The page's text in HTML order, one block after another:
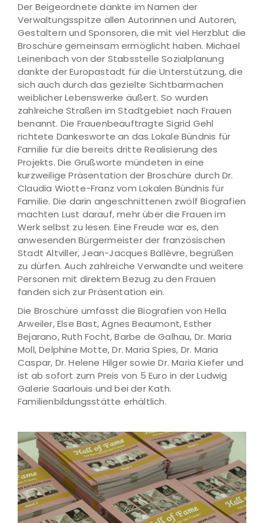
Der Beigeordnete dankte im Namen der
Verwaltungsspitze allen Autorinnen und Autoren,
Gestaltern und Sponsoren, die mit viel Herzblut die
Broschüre gemeinsam ermöglicht haben. Michael
Leinenbach von der Stabsstelle Sozialplanung
dankte der Europastadt für die Unterstützung, die
sich auch durch das gezielte Sichtbarmachen
weiblicher Lebenswerke äußert. So wurden
zahlreiche Straßen im Stadtgebiet nach Frauen
benannt. Die Frauenbeauftragte Sigrid Gehl
richtete Dankesworte an das Lokale Bündnis für
Familie für die bereits dritte Realisierung des
Projekts. Die Grußworte mündeten in eine
kurzweilige Präsentation der Broschüre durch Dr.
Claudia Wiotte-Franz vom Lokalen Bündnis für
Familie. Die darin angeschnittenen zwölf Biografien
machten Lust darauf, mehr über die Frauen im
Werk selbst zu lesen. Eine Freude war es, den
anwesenden Bürgermeister der französischen
Stadt Altviller, Jean-Jacques Ballèvre, begrüßen
zu dürfen. Auch zahlreiche Verwandte und weitere
Personen mit direktem Bezug zu den Frauen
fanden sich zur Präsentation ein.
Die Broschüre umfasst die Biografien von Hella
Arweiler, Else Bast, Agnes Beaumont, Esther
Bejarano, Ruth Focht, Barbe de Galhau, Dr. Maria
Moll, Delphine Motte, Dr. Maria Spies, Dr. Maria
Caspar, Dr. Helene Hilger sowie Dr. Maria Kiefer und
ist ab sofort zum Preis von 5 Euro in der Ludwig
Galerie Saarlouis und bei der Kath.
Familienbildungsstätte erhältlich.